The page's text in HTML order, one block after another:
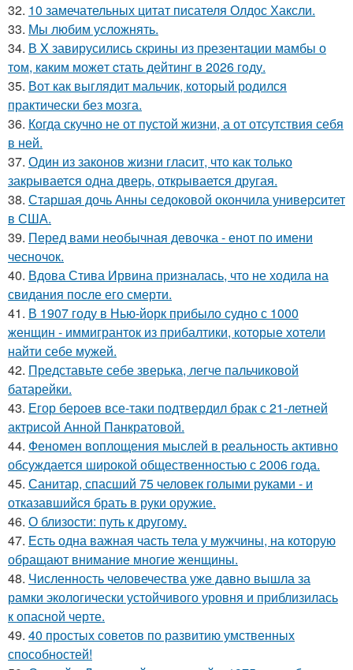
32. 10 замечательных цитат писателя Олдос Хаксли.
33. Мы любим усложнять.
34. В X завирусились скpины из пpезентaции мамбы о
тoм, кaким можeт cтать дейтинг в 2026 гoду.
35. Вот как выглядит мальчик, который родился
практически без мозга.
36. Когда скучно не от пустой жизни, а от отсутствия себя
в ней.
37. Один из законов жизни гласит, что как только
закрывается одна дверь, открывается другая.
38. Старшая дочь Анны седоковой окончила университет
в США.
39. Перед вами необычная девочка - енот по имени
чесночок.
40. Вдова Стива Ирвина призналась, что не ходила на
свидания после его смерти.
41. В 1907 году в Нью-йорк прибыло судно с 1000
женщин - иммигранток из прибалтики, которые хотели
найти себе мужей.
42. Представьте себе зверька, легче пальчиковой
батарейки.
43. Егор бероев все-таки подтвердил брак с 21-летней
актрисой Анной Панкратовой.
44. Феномен воплощения мыслей в реальность активно
обсуждается широкой общественностью с 2006 года.
45. Санитар, спасший 75 человек голыми руками - и
отказавшийся брать в руки оружие.
46. О близости: путь к другому.
47. Есть одна важная часть тела у мужчины, на которую
обращают внимание многие женщины.
48. Численность человечества уже давно вышла за
рамки экологически устойчивого уровня и приблизилась
к опасной черте.
49. 40 простых советов по развитию умственных
способностей!